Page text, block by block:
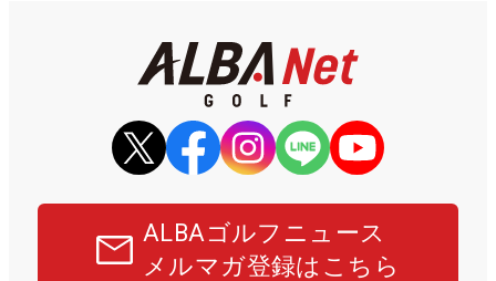
ALBAゴルフニュース
メルマガ登録はこちら